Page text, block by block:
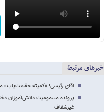
خبرهای مرتبط
آقای رئیسی! «کمیته
پرونده مسمومیت دانش‌آموزان
غیرشفاف